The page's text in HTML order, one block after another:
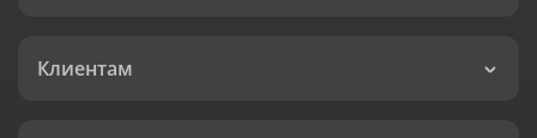
Клиентам